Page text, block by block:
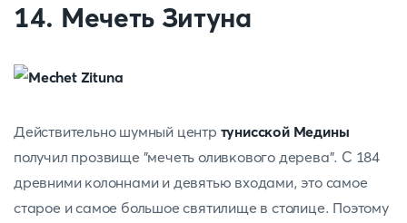
14. Мечеть Зитуна
Действительно шумный центр тунисской Медины
получил прозвище "мечеть оливкового дерева". С 184
древними колоннами и девятью входами, это самое
старое и самое большое святилище в столице. Поэтому